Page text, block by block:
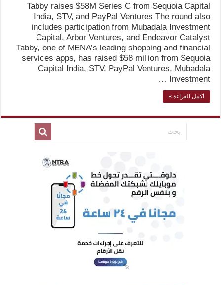
Tabby raises $58M Series C from Sequoia Capital
India, STV, and PayPal Ventures The round also
includes participation from Mubadala Investment
Capital, Arbor Ventures, and Endeavor Catalyst
Tabby, one of MENA’s leading shopping and financial
services apps, has raised $58 million from Sequoia
Capital India, STV, PayPal Ventures, Mubadala
Investment …
أكمل القراءة »